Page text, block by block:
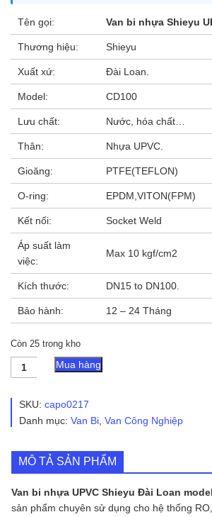
Tên gọi: Van bi nhựa Shieyu
Thương hiệu: Shieyu
Xuất xứ: Đài Loan.
Model: CD100
Lưu chất: Nước, hóa chất…
Thân: Nhựa UPVC.
Gioăng: PTFE(TEFLON)
O-ring: EPDM,VITON(FPM)
Kết nối: Socket Weld
Áp suất làm
việc:
Max 10 kgf/cm2
Kích thước: DN15 to DN100.
Bảo hành: 12 – 24 Tháng
Còn 25 trong kho
Van
bi
UPVC
Đài
model
CD100
số
lượng
Mua hàng
SKU: capo0217
Danh mục: Van Bi, Van Công Nghiệp
MÔ TẢ SẢN PHẨM
Van bi nhựa UPVC Shieyu Đài Loan
sản phẩm chuyên sử dụng cho hệ thống